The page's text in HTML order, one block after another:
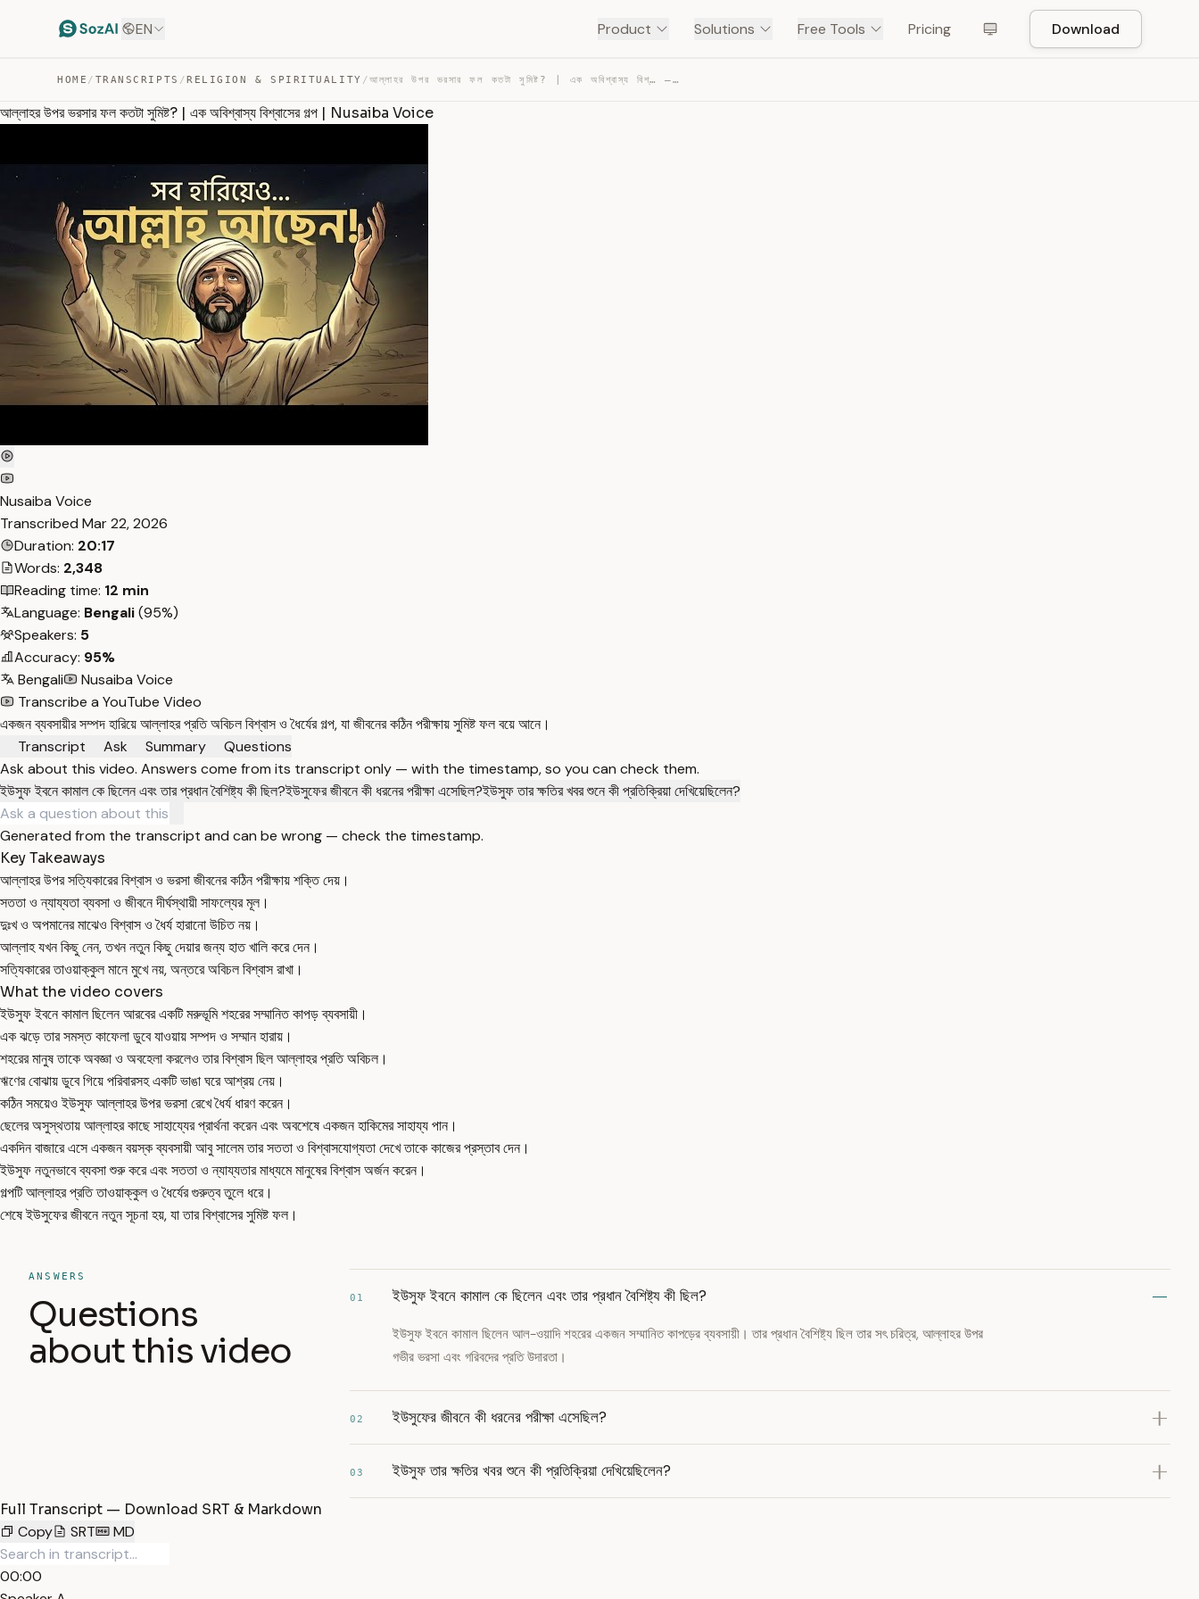
EN Product Solutions Free Tools Pricing Download
HOME / TRANSCRIPTS /RELIGION & SPIRITUALITY / আল্লাহর উপর ভরসার ফল কতটা সুমিষ্ট? | এক অবিশ্বাস্য বিশ্… — TRANSCRIPT
আল্লাহর উপর ভরসার ফল কতটা সুমিষ্ট? | এক অবিশ্বাস্য বিশ্বাসের গল্প | Nusaiba Voice
Nusaiba Voice
Transcribed Mar 22, 2026
Duration: 20:17
Words: 2,348
Reading time: 12 min
Language: Bengali(95%)
Speakers: 5
Accuracy: 95%
Bengali
Nusaiba Voice
Transcribe a YouTube Video
একজন ব্যবসায়ীর সম্পদ হারিয়ে আল্লাহর প্রতি অবিচল বিশ্বাস ও ধৈর্যের গল্প, যা জীবনের কঠিন পরীক্ষায় সুমিষ্ট ফল বয়ে আনে।
Transcript
Ask Summary
Questions
Ask about this video. Answers come from its transcript only — with the timestamp, so you can check them.
ইউসুফ ইবনে কামাল কে ছিলেন এবং তার প্রধান বৈশিষ্ট্য কী ছিল?ইউসুফের জীবনে কী ধরনের পরীক্ষা এসেছিল?ইউসুফ তার ক্ষতির খবর শুনে কী প্রতিক্রিয়া দেখিয়েছিলেন?
Generated from the transcript and can be wrong — check the timestamp.
Key Takeaways
আল্লাহর উপর সত্যিকারের বিশ্বাস ও ভরসা জীবনের কঠিন পরীক্ষায় শক্তি দেয়।
সততা ও ন্যায্যতা ব্যবসা ও জীবনে দীর্ঘস্থায়ী সাফল্যের মূল।
দুঃখ ও অপমানের মাঝেও বিশ্বাস ও ধৈর্য হারানো উচিত নয়।
আল্লাহ যখন কিছু নেন, তখন নতুন কিছু দেয়ার জন্য হাত খালি করে দেন।
সত্যিকারের তাওয়াক্কুল মানে মুখে নয়, অন্তরে অবিচল বিশ্বাস রাখা।
What the video covers
ইউসুফ ইবনে কামাল ছিলেন আরবের একটি মরুভূমি শহরের সম্মানিত কাপড় ব্যবসায়ী।
এক ঝড়ে তার সমস্ত কাফেলা ডুবে যাওয়ায় সম্পদ ও সম্মান হারায়।
শহরের মানুষ তাকে অবজ্ঞা ও অবহেলা করলেও তার বিশ্বাস ছিল আল্লাহর প্রতি অবিচল।
ঋণের বোঝায় ডুবে গিয়ে পরিবারসহ একটি ভাঙা ঘরে আশ্রয় নেয়।
কঠিন সময়েও ইউসুফ আল্লাহর উপর ভরসা রেখে ধৈর্য ধারণ করেন।
ছেলের অসুস্থতায় আল্লাহর কাছে সাহায্যের প্রার্থনা করেন এবং অবশেষে একজন হাকিমের সাহায্য পান।
একদিন বাজারে এসে একজন বয়স্ক ব্যবসায়ী আবু সালেম তার সততা ও বিশ্বাসযোগ্যতা দেখে তাকে কাজের প্রস্তাব দেন।
ইউসুফ নতুনভাবে ব্যবসা শুরু করে এবং সততা ও ন্যায্যতার মাধ্যমে মানুষের বিশ্বাস অর্জন করেন।
গল্পটি আল্লাহর প্রতি তাওয়াক্কুল ও ধৈর্যের গুরুত্ব তুলে ধরে।
শেষে ইউসুফের জীবনে নতুন সূচনা হয়, যা তার বিশ্বাসের সুমিষ্ট ফল।
ANSWERS
Questions
about this video
01 ইউসুফ ইবনে কামাল কে ছিলেন এবং তার প্রধান বৈশিষ্ট্য কী ছিল?
ইউসুফ ইবনে কামাল ছিলেন আল-ওয়াদি শহরের একজন সম্মানিত কাপড়ের ব্যবসায়ী। তার প্রধান বৈশিষ্ট্য ছিল তার সৎ চরিত্র, আল্লাহর উপর
গভীর ভরসা এবং গরিবদের প্রতি উদারতা।
02 ইউসুফের জীবনে কী ধরনের পরীক্ষা এসেছিল?
03 ইউসুফ তার ক্ষতির খবর শুনে কী প্রতিক্রিয়া দেখিয়েছিলেন?
Full Transcript — Download SRT & Markdown
Copy
SRT MD
00:00